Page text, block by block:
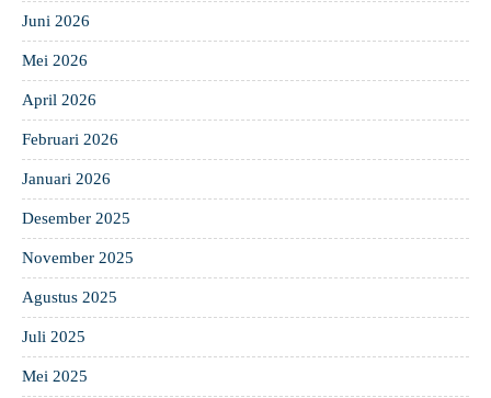
Juni 2026
Mei 2026
April 2026
Februari 2026
Januari 2026
Desember 2025
November 2025
Agustus 2025
Juli 2025
Mei 2025